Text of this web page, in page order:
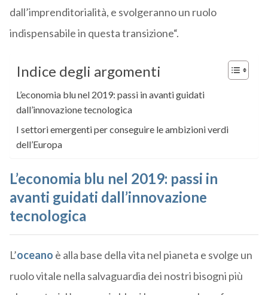
dall’imprenditorialità, e svolgeranno un ruolo
indispensabile in questa transizione“.
Indice degli argomenti
L’economia blu nel 2019: passi in avanti guidati
dall’innovazione tecnologica
I settori emergenti per conseguire le ambizioni verdi
dell’Europa
L’economia blu nel 2019: passi in
avanti guidati dall’innovazione
tecnologica
L’oceano è alla base della vita nel pianeta e svolge un
ruolo vitale nella salvaguardia dei nostri bisogni più